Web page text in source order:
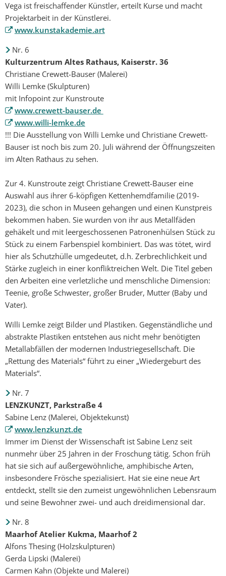
Vega ist freischaffender Künstler, erteilt Kurse und macht
Projektarbeit in der Künstlerei.
www.kunstakademie.art
Nr. 6
Kulturzentrum Altes Rathaus, Kaiserstr. 36
Christiane Crewett-Bauser (Malerei)
Willi Lemke (Skulpturen)
mit Infopoint zur Kunstroute
www.crewett-bauser.de
www.willi-lemke.de
!!! Die Ausstellung von Willi Lemke und Christiane Crewett-
Bauser ist noch bis zum 20. Juli während der Öffnungszeiten
im Alten Rathaus zu sehen.
Zur 4. Kunstroute zeigt Christiane Crewett-Bauser eine
Auswahl aus ihrer 6-köpfigen Kettenhemdfamilie (2019-
2023), die schon in Museen gehangen und einen Kunstpreis
bekommen haben. Sie wurden von ihr aus Metallfäden
gehäkelt und mit leergeschossenen Patronenhülsen Stück zu
Stück zu einem Farbenspiel kombiniert. Das was tötet, wird
hier als Schutzhülle umgedeutet, d.h. Zerbrechlichkeit und
Stärke zugleich in einer konfliktreichen Welt. Die Titel geben
den Arbeiten eine verletzliche und menschliche Dimension:
Teenie, große Schwester, großer Bruder, Mutter (Baby und
Vater).
Willi Lemke zeigt Bilder und Plastiken. Gegenständliche und
abstrakte Plastiken entstehen aus nicht mehr benötigten
Metallabfällen der modernen Industriegesellschaft. Die
„Rettung des Materials“ führt zu einer „Wiedergeburt des
Materials“.
Nr. 7
LENZKUNZT, Parkstraße 4
Sabine Lenz (Malerei, Objektekunst)
www.lenzkunzt.de
Immer im Dienst der Wissenschaft ist Sabine Lenz seit
nunmehr über 25 Jahren in der Froschung tätig. Schon früh
hat sie sich auf außergewöhnliche, amphibische Arten,
insbesondere Frösche spezialisiert. Hat sie eine neue Art
entdeckt, stellt sie den zumeist ungewöhnlichen Lebensraum
und seine Bewohner zwei- und auch dreidimensional dar.
Nr. 8
Maarhof Atelier Kukma, Maarhof 2
Alfons Thesing (Holzskulpturen)
Gerda Lipski (Malerei)
Carmen Kahn (Objekte und Malerei)